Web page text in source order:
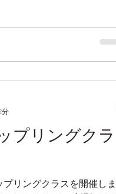
プリングクラ
リングクラスを開催しま
分